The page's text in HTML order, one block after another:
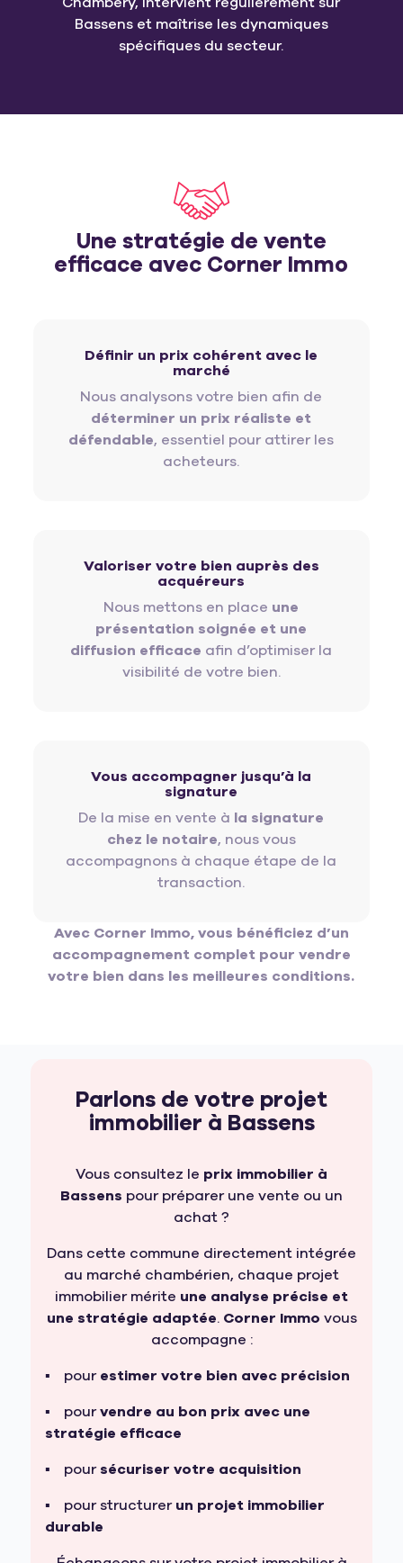
Bassens et maîtrise les dynamiques
spécifiques du secteur.
Une stratégie de vente
efficace avec Corner Immo
Définir un prix cohérent avec le
marché
Nous analysons votre bien afin de
déterminer un prix réaliste et
défendable, essentiel pour attirer les
acheteurs.
Valoriser votre bien auprès des
acquéreurs
Nous mettons en place une
présentation soignée et une
diffusion efficace afin d’optimiser la
visibilité de votre bien.
Vous accompagner jusqu’à la
signature
De la mise en vente à la signature
chez le notaire, nous vous
accompagnons à chaque étape de la
transaction.
Avec Corner Immo, vous bénéficiez d’un
accompagnement complet pour vendre
votre bien dans les meilleures conditions.
Parlons de votre projet
immobilier à Bassens
Vous consultez le prix immobilier à
Bassens pour préparer une vente ou un
achat ?
Dans cette commune directement intégrée
au marché chambérien, chaque projet
immobilier mérite une analyse précise et
une stratégie adaptée. Corner Immo vous
accompagne :
pourestimer votre bien avec précision
pourvendre au bon prix avec une
stratégie efficace
poursécuriser votre acquisition
pour structurerun projet immobilier
durable